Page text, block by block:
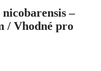
–
/ Vhodné pro